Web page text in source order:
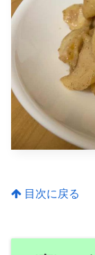
目次に戻る